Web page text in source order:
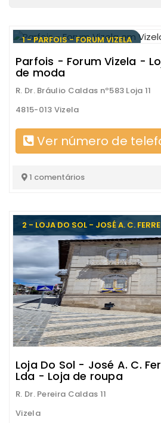
1 - PARFOIS - FORUM VIZELA
Parfois - Forum Vizela -
de moda
R. Dr. Bráulio Caldas nº583 Loja 11
4815-013 Vizela
Ver número de
1 comentários
2 - LOJA DO SOL - JOSÉ A. C.
Loja Do Sol - José A. C.
Lda - Loja de roupa
R. Dr. Pereira Caldas 11
Vizela